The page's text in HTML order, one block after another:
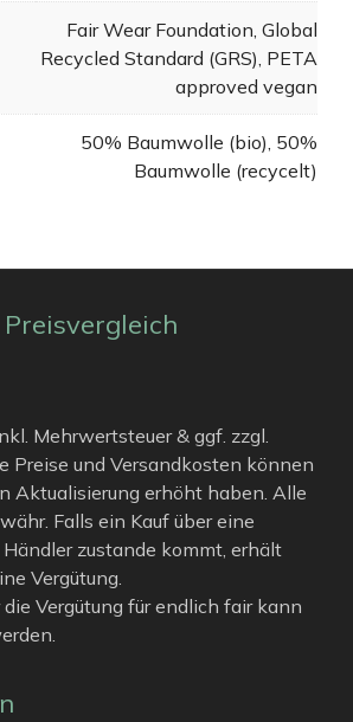
Fair Wear Foundation, Global
Recycled Standard (GRS), PETA
approved vegan
50% Baumwolle (bio), 50%
Baumwolle (recycelt)
Mehrwertsteuer & ggf. zzgl.
Preise und Versandkosten können
Aktualisierung erhöht haben. Alle
Falls ein Kauf über eine
zustande kommt, erhält
Vergütung.
Vergütung für endlich fair kann